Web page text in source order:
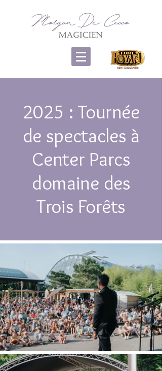
2025 : Tournée
de spectacles à
Center Parcs
domaine des
Trois Forêts